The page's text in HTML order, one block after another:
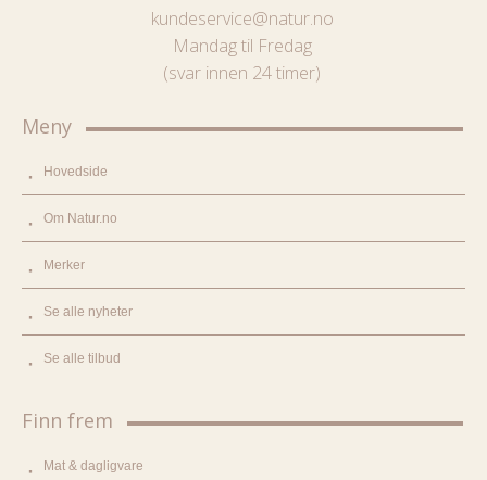
kundeservice@natur.no
Mandag til Fredag
(svar innen 24 timer)
Meny
Hovedside
Om Natur.no
Merker
Se alle nyheter
Se alle tilbud
Finn frem
Mat & dagligvare